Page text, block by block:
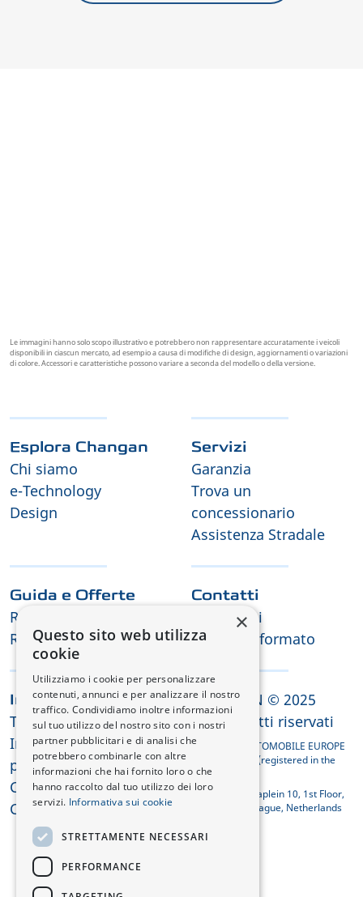
Le immagini hanno solo scopo illustrativo e potrebbero non rappresentare accuratamente i veicoli
disponibili in ciascun mercato, ad esempio a causa di modifiche di design, aggiornamenti o variazioni
di colore. Accessori e caratteristiche possono variare a seconda del modello o della versione.
Esplora Changan
Chi siamo
e-Technology
Design
Servizi
Garanzia
Trova un
concessionario
Assistenza Stradale
Guida e Offerte
Richiesta di Test Drive
Richiesta offerta
Contatti
Contattaci
Tienimi informato
Informazioni legali
Termini e condizioni
Informativa sulla
privacy
Cookie
Conformità REACH
CHANGAN © 2025
Tutti i diritti riservati
CHANGAN AUTOMOBILE EUROPE
HOLDING B.V. (registered in the
Netherlands)
Koningin Julianaplein 10, 1st Floor,
2595 AA The Hague, Netherlands
×
Questo sito web utilizza
cookie
Utilizziamo i cookie per personalizzare
contenuti, annunci e per analizzare il nostro
traffico. Condividiamo inoltre informazioni
sul tuo utilizzo del nostro sito con i nostri
partner pubblicitari e di analisi che
potrebbero combinarle con altre
informazioni che hai fornito loro o che
hanno raccolto dal tuo utilizzo dei loro
servizi. Informativa sui cookie
STRETTAMENTE NECESSARI
PERFORMANCE